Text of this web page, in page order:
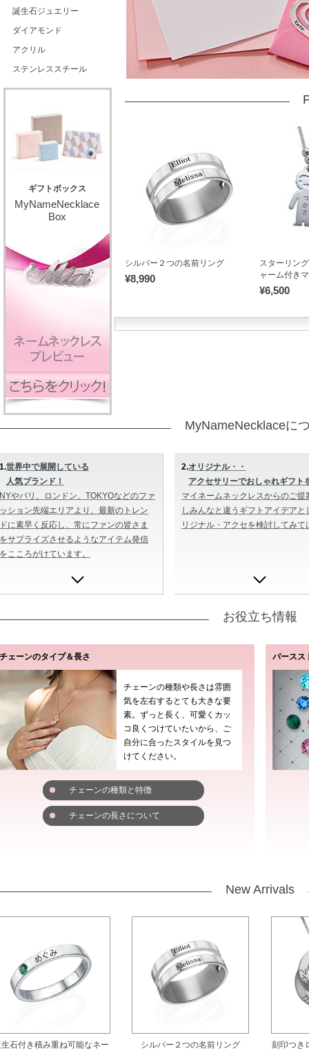
誕生石ジュエリー
ダイアモンド
アクリル
ステンレススチール
ギフトボックス
MyNameNecklace
Box
シルバー２つの名前リング
¥8,990
スターリン
ャーム付き
¥6,500
MyNameNecklaceに
1.世界中で展開している
人気ブランド！
NYやパリ、ロンドン、TOKYOなどのファ
ッション先端エリアより、最新のトレン
ドに素早く反応し、常にファンの皆さま
をサプライズさせるようなアイテム発信
をこころがけています。
2.オリジナル・・
アクセサリーでおしゃれギフト
マイネームネックレスからのご提
しみんなと違うギフトアイデアと
リジナル・アクセを検討してみて
お役立ち情報
チェーンのタイプ＆長さ
チェーンの種類や長さは雰囲
気を左右するとても大きな要
素。ずっと長く、可愛くカッ
コ良くつけていたいから、ご
自分に合ったスタイルを見つ
けてください。
チェーンの種類と特徴
チェーンの長さについて
バースス
New Arrivals
生石付き積み重ね可能なネー
シルバー２つの名前リング
刻印つき